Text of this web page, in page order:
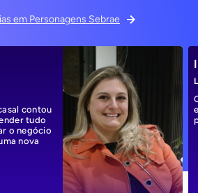
em Personagens Sebrae
contou
tudo
o negócio
nova